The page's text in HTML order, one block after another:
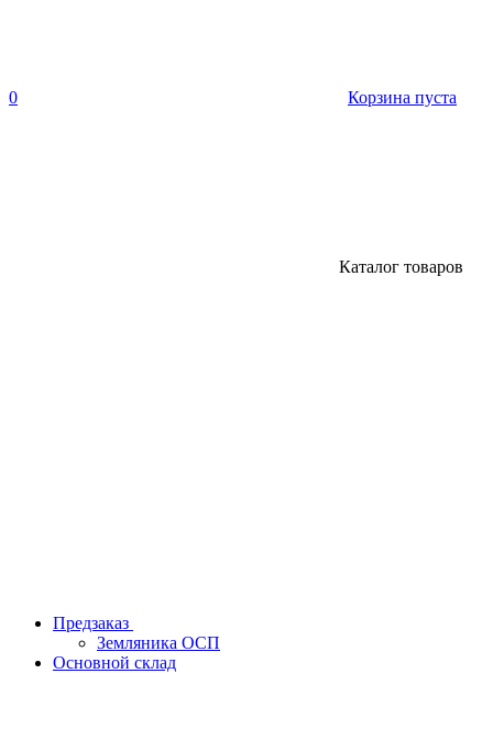
0 Корзина пуста
Каталог товаров
Предзаказ
Земляника ОСП
Основной склад